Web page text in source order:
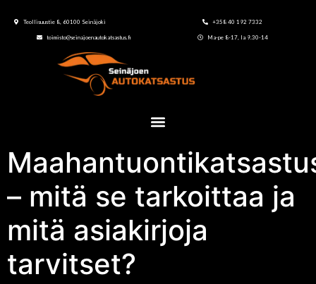
Teollisuustie 8, 60100 Seinäjoki +358 40 192 7332
toimisto@seinajoenautokatsastus.fi Ma-pe 8-17, la 9.30-14
– mitä se tarkoittaa ja
mitä asiakirjoja
tarvitset?